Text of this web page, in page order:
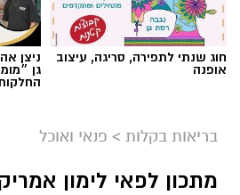
חוג שנתי לתפירה, סריגה, עיצוב
אופנה
ניצן
גן
בריאות בקלות > פנאי ואוכל
מתכון לפאי לימון